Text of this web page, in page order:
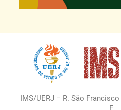
IMS/UERJ – R. São Francisco
E